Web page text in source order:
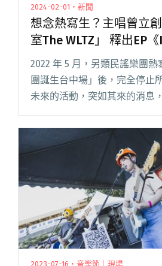
2024-02-01・新聞
想念熱寫生？主唱曾立
室The WLTZ」 釋出EP
Now》
2022 年 5 月，另類民謠樂團
團誕生台中場」後，完全停止
未來的活動，突如其來的消息
難過不已。 在經過一段時間的
去年底一個人回到錄音室，與
（王昱辰）錄製了 3閱讀全文
曾立創個人企劃「畫室The
Am Home Now》"
2023-07-16・音樂節｜現場